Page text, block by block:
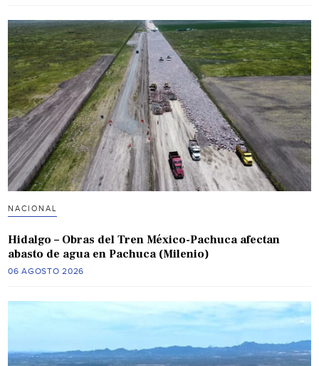
NACIONAL
Hidalgo – Obras del Tren México-Pachuca afectan
abasto de agua en Pachuca (Milenio)
06 AGOSTO 2026